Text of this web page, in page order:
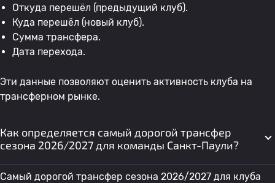
Откуда перешёл (предыдущий клуб).
Куда перешёл (новый клуб).
Сумма трансфера.
Дата перехода.
Эти данные позволяют оценить активность клуба на
трансферном рынке.
Как определяется самый дорогой трансфер
сезона 2026/2027 для команды Санкт-Паули?
Самый дорогой трансфер сезона 2026/2027 для клуба